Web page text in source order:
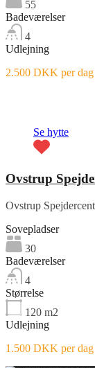
55
Badeværelser
4
Udlejning
2.500 DKK per dag
Se hytte
Ovstrup
Ovstrup
Sovepladser
30
Badeværelser
4
Størrelse
120 m2
Udlejning
1.500 DKK per dag